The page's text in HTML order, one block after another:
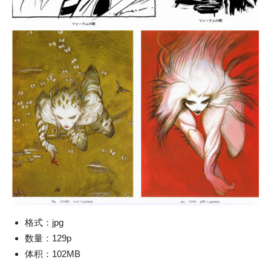
格式：jpg
数量：129p
体积：102MB